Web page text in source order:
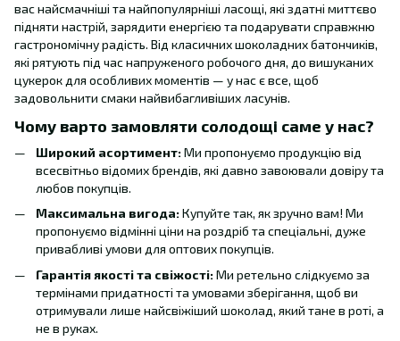
вас найсмачніші та найпопулярніші ласощі, які здатні миттєво
підняти настрій, зарядити енергією та подарувати справжню
гастрономічну радість. Від класичних шоколадних батончиків,
які рятують під час напруженого робочого дня, до вишуканих
цукерок для особливих моментів — у нас є все, щоб
задовольнити смаки найвибагливіших ласунів.
Чому варто замовляти солодощі саме у нас?
Широкий асортимент:Ми пропонуємо продукцію від
всесвітньо відомих брендів, які давно завоювали довіру та
любов покупців.
Максимальна вигода:Купуйте так, як зручно вам! Ми
пропонуємо відмінні ціни на роздріб та спеціальні, дуже
привабливі умови для оптових покупців.
Гарантія якості та свіжості:Ми ретельно слідкуємо за
термінами придатності та умовами зберігання, щоб ви
отримували лише найсвіжіший шоколад, який тане в роті, а
не в руках.